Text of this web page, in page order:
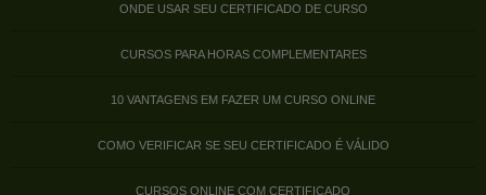
ONDE USAR SEU CERTIFICADO DE CURSO
CURSOS PARA HORAS COMPLEMENTARES
10 VANTAGENS EM FAZER UM CURSO ONLINE
COMO VERIFICAR SE SEU CERTIFICADO É VÁLIDO
CURSOS ONLINE COM CERTIFICADO